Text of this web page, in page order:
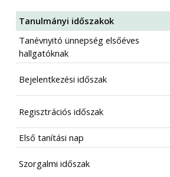
Tanulmányi időszakok
Tanévnyitó ünnepség elsőéves
hallgatóknak
Bejelentkezési időszak
Regisztrációs időszak
Első tanítási nap
Szorgalmi időszak